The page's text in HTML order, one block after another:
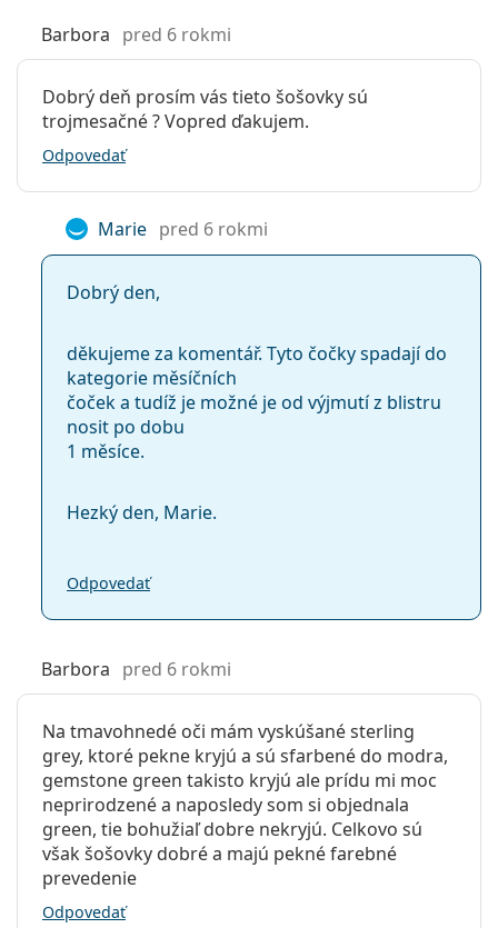
Barbora pred 6 rokmi
Dobrý deň prosím vás tieto šošovky sú
trojmesačné ? Vopred ďakujem.
Odpovedať
Marie pred 6 rokmi
Dobrý den,
děkujeme za komentář. Tyto čočky spadají do
kategorie měsíčních
čoček a tudíž je možné je od výjmutí z blistru
nosit po dobu
1 měsíce.
Hezký den, Marie.
Odpovedať
Barbora pred 6 rokmi
Na tmavohnedé oči mám vyskúšané sterling
grey, ktoré pekne kryjú a sú sfarbené do modra,
gemstone green takisto kryjú ale prídu mi moc
neprirodzené a naposledy som si objednala
green, tie bohužiaľ dobre nekryjú. Celkovo sú
však šošovky dobré a majú pekné farebné
prevedenie
Odpovedať